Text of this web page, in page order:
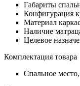
Габариты
Конфигурация
Материал
Наличие
Целевое
Комплектация товара
Спальное